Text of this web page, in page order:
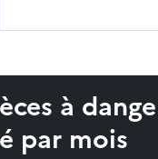
à
par mois